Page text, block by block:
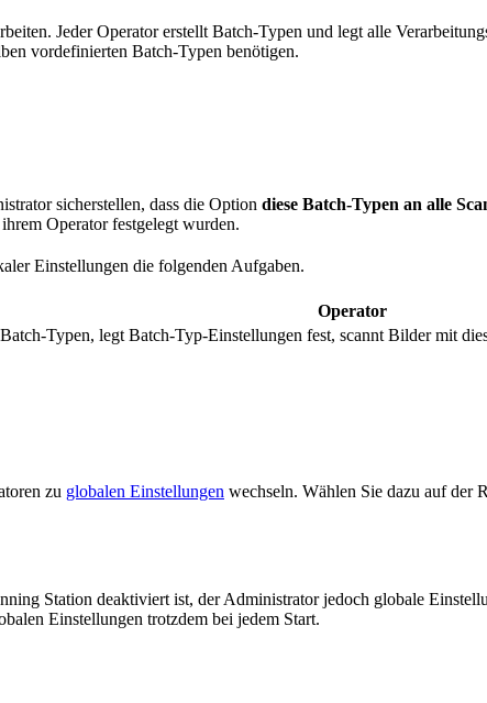
Jeder Operator erstellt Batch-Typen und legt alle
vordefinierten Batch-Typen benötigen.
sicherstellen, dass die Option diese Batch-Typen an alle
Operator festgelegt wurden.
Einstellungen die folgenden Aufgaben.
Operator
Typen, legt Batch-Typ-Einstellungen fest, scannt Bilder mit
zu globalen Einstellungen wechseln. Wählen Sie dazu auf der
Station deaktiviert ist, der Administrator jedoch globale
Einstellungen trotzdem bei jedem Start.